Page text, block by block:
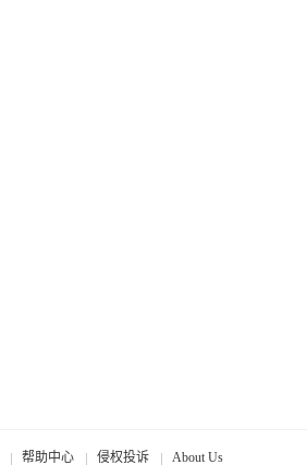
帮助中心 侵权投诉 About Us